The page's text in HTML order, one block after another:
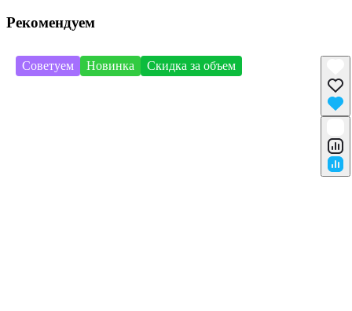
Рекомендуем
Советуем Новинка Скидка за объем